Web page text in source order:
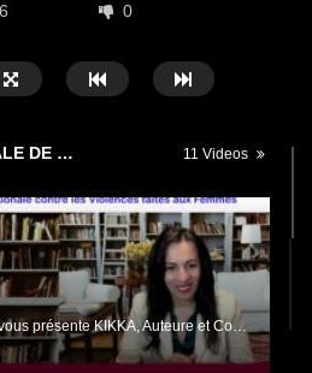
0
JOURNEE INTERNATIONALE DE LA LUTTE CONTRE LES VIOLENCES FAITES AUX FEMMES 11 Videos
Coworking Channel vous présente KIKKA, Auteure et Conférencière – 25 novembre – Journée de lutte contre les violences faites aux femmes